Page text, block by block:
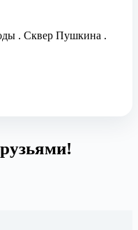
. Сквер Пушкина .